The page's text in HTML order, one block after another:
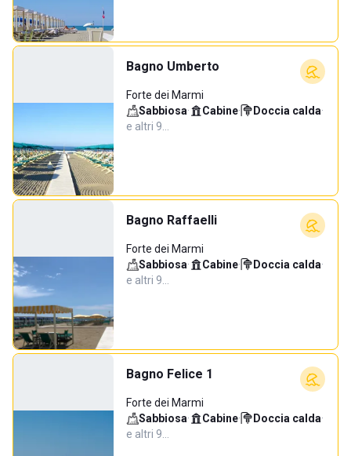
Bagno Umberto
Forte dei Marmi
Sabbiosa· Cabine· Doccia calda·
e altri 9…
Bagno Raffaelli
Forte dei Marmi
Sabbiosa· Cabine· Doccia calda·
e altri 9…
Bagno Felice 1
Forte dei Marmi
Sabbiosa· Cabine· Doccia calda·
e altri 9…